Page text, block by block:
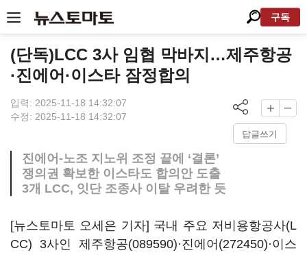
구독
(단독)LCC 3사 임협 막바지…제주항공
·진에어·이스타 잠정합의
입력: 2025-11-18 14:32:07
수정: 2025-11-18 14:32:07
답글쓰기
진에어-노조 지노위 조정 끝에 ‘결론’
쟁의권 확보한 이스타도 합의안 도출
3개 LCC, 잇단 조종사 이탈 우려한 듯
[뉴스토마토 오세은 기자] 국내 주요 저비용항공사(L
CC) 3사인 제주항공(089590)·진에어(272450)·이스